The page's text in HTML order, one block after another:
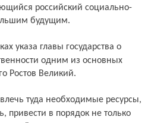
российский социально-
будущим.
одним из основных
Ростов Великий.
привести в порядок не только